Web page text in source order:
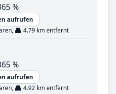
%
aufrufen
4.79 km entfernt
%
aufrufen
4.92 km entfernt